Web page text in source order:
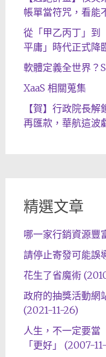
帳單當符咒，看能
從「甲乙丙丁」到
平庸」時代正式降
軟體定義全世界？
XaaS 相關蒐集
【賀】行政院長
再匯款，華航這波
精選文章
哪一家行銷資源豐
請停止寄發可能誤
花生了省魔術
政府的抽獎活動網
(2021-11-26)
人生，不一定要當
「更好」 (2007-